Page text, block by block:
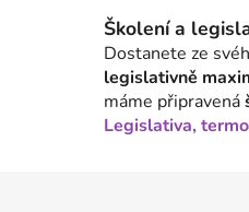
i
Školení a
Dostanete ze
legislativně
máme připravená
Legislativa,